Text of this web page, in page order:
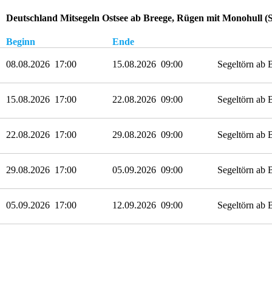
Deutschland Mitsegeln Ostsee ab Breege, Rügen mit Monohull
Beginn Ende
08.08.2026 17:00 15.08.2026 09:00 Segeltörn ab
15.08.2026 17:00 22.08.2026 09:00 Segeltörn ab
22.08.2026 17:00 29.08.2026 09:00 Segeltörn ab
29.08.2026 17:00 05.09.2026 09:00 Segeltörn ab
05.09.2026 17:00 12.09.2026 09:00 Segeltörn ab